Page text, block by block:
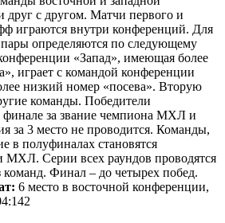
друг с другом. Матчи первого и
играются внутри конференций. Для
определяются по следующему
«Запад», имеющая более
играет с командой конференции
низкий номер «посева». Вторую
команды. Победители
за звание чемпиона МХЛ и
за 3 место не проводится. Команды,
в полуфиналах становятся
МХЛ. Серии всех раундов проводятся
команд. Финал – до четырех побед.
6 место в восточной конференции,